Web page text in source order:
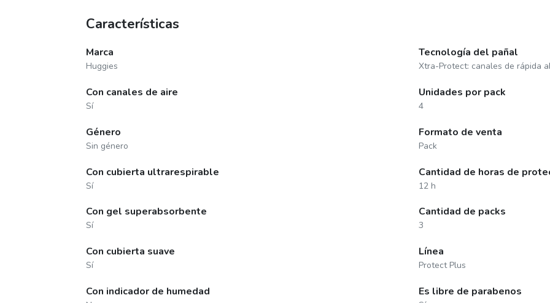
Características
Marca
Huggies
Con canales de aire
Sí
Género
Sin género
Con cubierta ultrarespirable
Sí
Con gel superabsorbente
Sí
Con cubierta suave
Sí
Con indicador de humedad
Tecnología del pañal
Xtra-Protect: canales de rápida
Unidades por pack
4
Formato de venta
Pack
Cantidad de horas de
12 h
Cantidad de packs
3
Línea
Protect Plus
Es libre de parabenos